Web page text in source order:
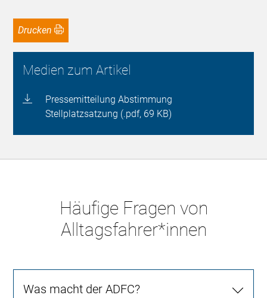
Drucken
Medien zum Artikel
Pressemitteilung Abstimmung
Stellplatzsatzung (.pdf, 69 KB)
Häufige Fragen von
Alltagsfahrer*innen
Was macht der ADFC?